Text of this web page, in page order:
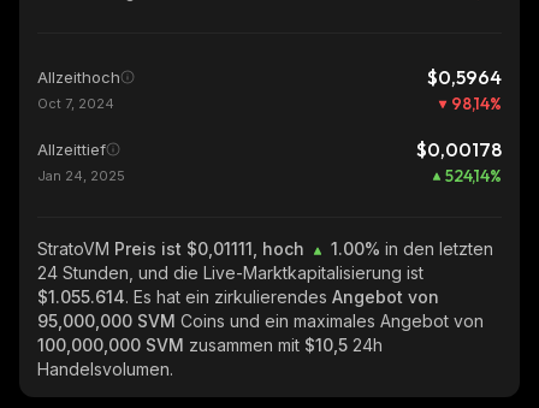
Allzeithoch $0,5964
Oct 7, 2024 98,14%
Allzeittief $0,00178
Jan 24, 2025 524,14%
StratoVM Preis ist $0,01111, hoch 1.00% in den letzten
24 Stunden, und die Live-Marktkapitalisierung ist
$1.055.614. Es hat ein zirkulierendes Angebot von
95,000,000 SVM Coins und ein maximales Angebot von
100,000,000 SVM zusammen mit $10,5 24h
Handelsvolumen.